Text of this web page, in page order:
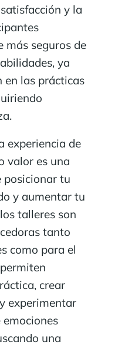
y la
más seguros de
ya
en las prácticas
experiencia de
valor es una
posicionar tu
y aumentar tu
talleres son
tanto
como para el
crear
experimentar
una